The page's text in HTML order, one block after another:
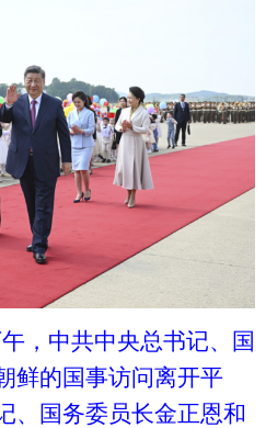
，中共中央总书记、国
鲜的国事访问离开平
、国务委员长金正恩和